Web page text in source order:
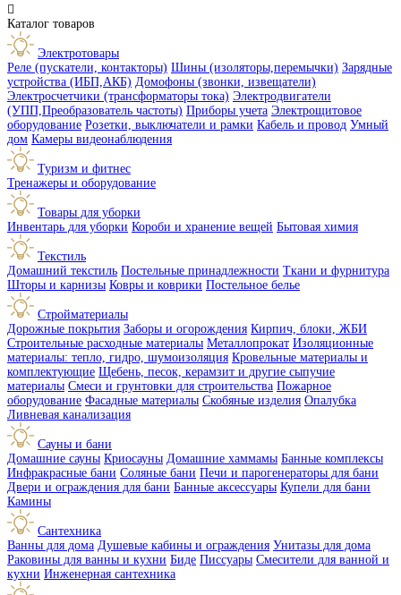

Каталог товаров
Электротовары
Реле (пускатели, контакторы) Шины (изоляторы,перемычки) Зарядные
устройства (ИБП,АКБ) Домофоны (звонки, извещатели)
Электросчетчики (трансформаторы тока) Электродвигатели
(УПП,Преобразователь частоты) Приборы учета Электрощитовое
оборудование Розетки, выключатели и рамки Кабель и провод Умный
дом Камеры видеонаблюдения
Туризм и фитнес
Тренажеры и оборудование
Товары для уборки
Инвентарь для уборки Короби и хранение вещей Бытовая химия
Текстиль
Домашний текстиль Постельные принадлежности Ткани и фурнитура
Шторы и карнизы Ковры и коврики Постельное белье
Стройматериалы
Дорожные покрытия Заборы и огорождения Кирпич, блоки, ЖБИ
Строительные расходные материалы Металлопрокат Изоляционные
материалы: тепло, гидро, шумоизоляция Кровельные материалы и
комплектующие Щебень, песок, керамзит и другие сыпучие
материалы Смеси и грунтовки для строительства Пожарное
оборудование Фасадные материалы Скобяные изделия Опалубка
Ливневая канализация
Сауны и бани
Домашние сауны Криосауны Домашние хаммамы Банные комплексы
Инфракрасные бани Соляные бани Печи и парогенераторы для бани
Двери и ограждения для бани Банные аксессуары Купели для бани
Камины
Сантехника
Ванны для дома Душевые кабины и ограждения Унитазы для дома
Раковины для ванны и кухни Биде Писсуары Смесители для ванной и
кухни Инженерная сантехника